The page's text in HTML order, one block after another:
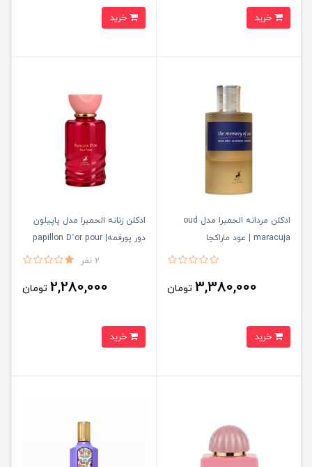
ادکلن مردانه الحمبرا مدل oud
maracuja | عود ماراکجا
3,380,000 تومان
ادكلن زنانه الحمبرا مدل پاپيلون
دور پورفمه| papillon D’or pour
2 نفر
2,280,000 تومان